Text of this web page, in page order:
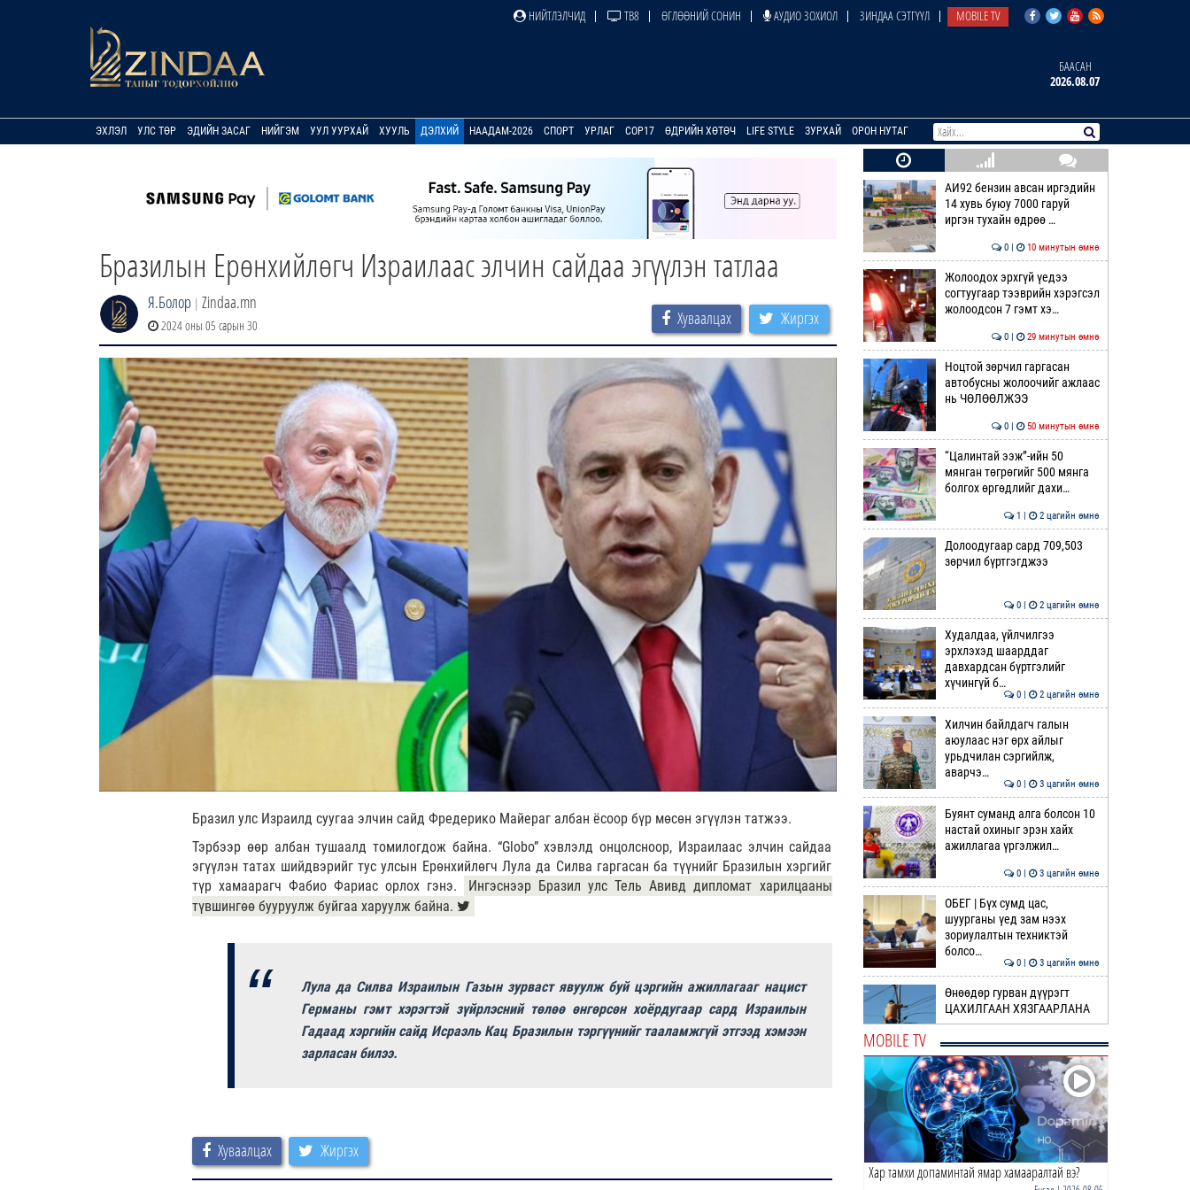
НИЙТЛЭЛЧИД ТВ8 ӨГЛӨӨНИЙ СОНИН АУДИО ЗОХИОЛ ЗИНДАА СЭТГҮҮЛ MOBILE TV
БААСАН
2026.08.07
ЭХЛЭЛ УЛС ТӨР ЭДИЙН ЗАСАГ НИЙГЭМ УУЛ УУРХАЙ ХУУЛЬ ДЭЛХИЙ НААДАМ-2026 СПОРТ УРЛАГ COP17 ӨДРИЙН ХӨТӨЧ LIFE STYLE ЗУРХАЙ ОРОН НУТАГ
Бразилын Ерөнхийлөгч Израилаас элчин сайдаа эгүүлэн татлаа
Я.Болор | Zindaa.mn
2024 оны 05 сарын 30 Хуваалцах Жиргэх
Бразил улс Израилд суугаа элчин сайд Фредерико Майераг албан ёсоор бүр мөсөн эгүүлэн татжээ.
Тэрбээр өөр албан тушаалд томилогдож байна. “Globo” хэвлэлд онцолсноор, Израилаас элчин сайдаа
эгүүлэн татах шийдвэрийг тус улсын Ерөнхийлөгч Лула да Силва гаргасан ба түүнийг Бразилын хэргийг
түр хамаарагч Фабио Фариас орлох гэнэ.
Ингэснээр Бразил улс Тель Авивд дипломат харилцааны
түвшингөө бууруулж буйгаа харуулж байна.
Лула да Силва Израилын Газын зурваст явуулж буй цэргийн ажиллагааг нацист
Германы гэмт хэрэгтэй зүйрлэсний төлөө өнгөрсөн хоёрдугаар сард Израилын
Гадаад хэргийн сайд Исраэль Кац Бразилын тэргүүнийг тааламжгүй этгээд хэмээн
зарласан билээ.
Хуваалцах Жиргэх
АИ92 бензин авсан иргэдийн
14 хувь буюу 7000 гаруй
иргэн тухайн өдрөө …
0 | 10 минутын өмнө
Жолоодох эрхгүй үедээ
согтуугаар тээврийн хэрэгсэл
жолоодсон 7 гэмт хэ…
0 | 29 минутын өмнө
Ноцтой зөрчил гаргасан
автобусны жолоочийг ажлаас
нь ЧӨЛӨӨЛЖЭЭ
0 | 50 минутын өмнө
“Цалинтай ээж”-ийн 50
мянган төгрөгийг 500 мянга
болгох өргөдлийг дахи…
1 | 2 цагийн өмнө
Долоодугаар сард 709,503
зөрчил бүртгэгджээ
0 | 2 цагийн өмнө
Худалдаа, үйлчилгээ
эрхлэхэд шаарддаг
давхардсан бүртгэлийг
хүчингүй б…
0 | 2 цагийн өмнө
Хилчин байлдагч галын
аюулаас нэг өрх айлыг
урьдчилан сэргийлж,
аварчэ…
0 | 3 цагийн өмнө
Буянт суманд алга болсон 10
настай охиныг эрэн хайх
ажиллагаа үргэлжил…
0 | 3 цагийн өмнө
ОБЕГ | Бүх сумд цас,
шуурганы үед зам нээх
зориулалтын техниктэй
болсо…
0 | 3 цагийн өмнө
Өнөөдөр гурван дүүрэгт
ЦАХИЛГААН ХЯЗГААРЛАНА
Идэр, Тэс, Эг, Үүр голын
хөндийгөөр дуу цахилгаантай
аадар бороо орно
0 | 4 цагийн өмнө
ӨРНИЙН ЗУРХАЙ |
MOBILE TV
Хар тамхи допаминтай ямар хамааралтай вэ?